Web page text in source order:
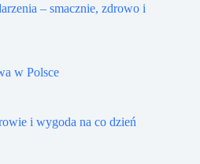
– smacznie, zdrowo i
w Polsce
i wygoda na co dzień